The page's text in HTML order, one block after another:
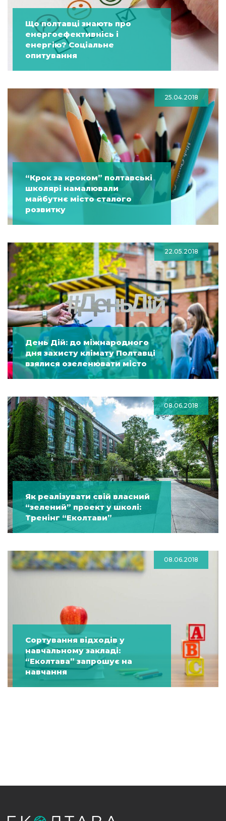
Що полтавці знають про
енергоефективнісь і
енергію? Соціальне
опитування
25.04.2018
“Крок за кроком” полтавські
школярі намалювали
майбутнє місто сталого
розвитку
22.05.2018
День Дій: до міжнародного
дня захисту клімату Полтавці
взялися озеленювати місто
08.06.2018
Як реалізувати свій власний
“зелений” проект у школі:
Тренінг “Еколтави”
08.06.2018
Сортування відходів у
навчальному закладі:
“Еколтава” запрошує на
навчання